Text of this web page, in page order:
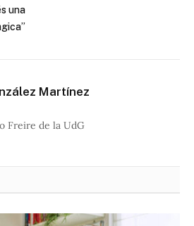
una
Martínez
Freire de la UdG